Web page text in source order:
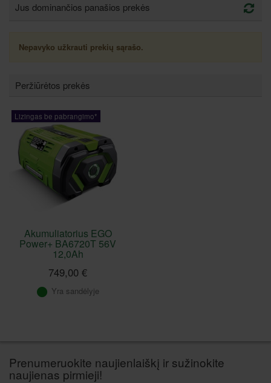
Jus dominančios panašios prekės
Nepavyko užkrauti prekių sąrašo.
Peržiūrėtos prekės
Lizingas be pabrangimo*
Akumuliatorius EGO
Power+ BA6720T 56V
12,0Ah
749,00 €
Yra sandėlyje
Prenumeruokite naujienlaiškį ir sužinokite
naujienas pirmieji!